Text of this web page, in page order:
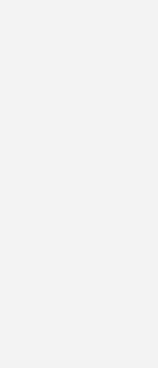
beim
auf das
fordert
behandelt